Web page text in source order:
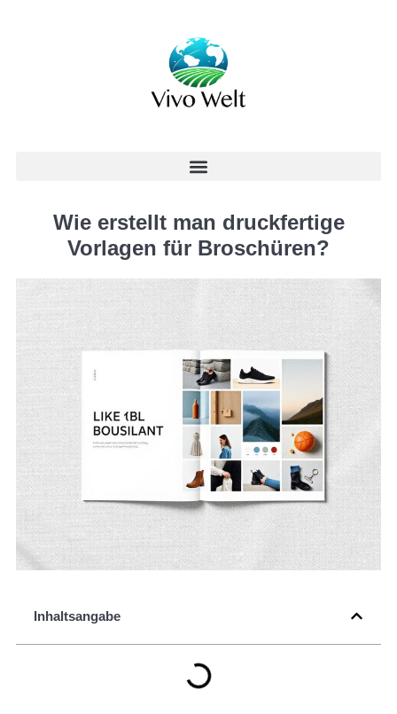
Wie erstellt man druckfertige
Vorlagen für Broschüren?
Inhaltsangabe